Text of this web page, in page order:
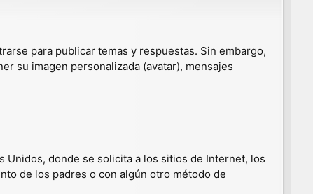
para publicar temas y respuestas. Sin embargo,
su imagen personalizada (avatar), mensajes
Unidos, donde se solicita a los sitios de Internet, los
de los padres o con algún otro método de